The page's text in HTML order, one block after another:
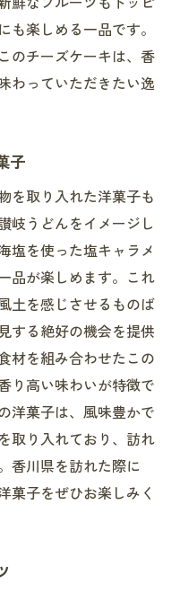
鮮なフルーツもトッピ
も楽しめる一品です。
のチーズケーキは、香
わっていただきたい逸
子
を取り入れた洋菓子も
岐うどんをイメージし
塩を使った塩キャラメ
品が楽しめます。これ
土を感じさせるものば
する絶好の機会を提供
材を組み合わせたこの
り高い味わいが特徴で
洋菓子は、風味豊かで
取り入れており、訪れ
香川県を訪れた際に
菓子をぜひお楽しみく